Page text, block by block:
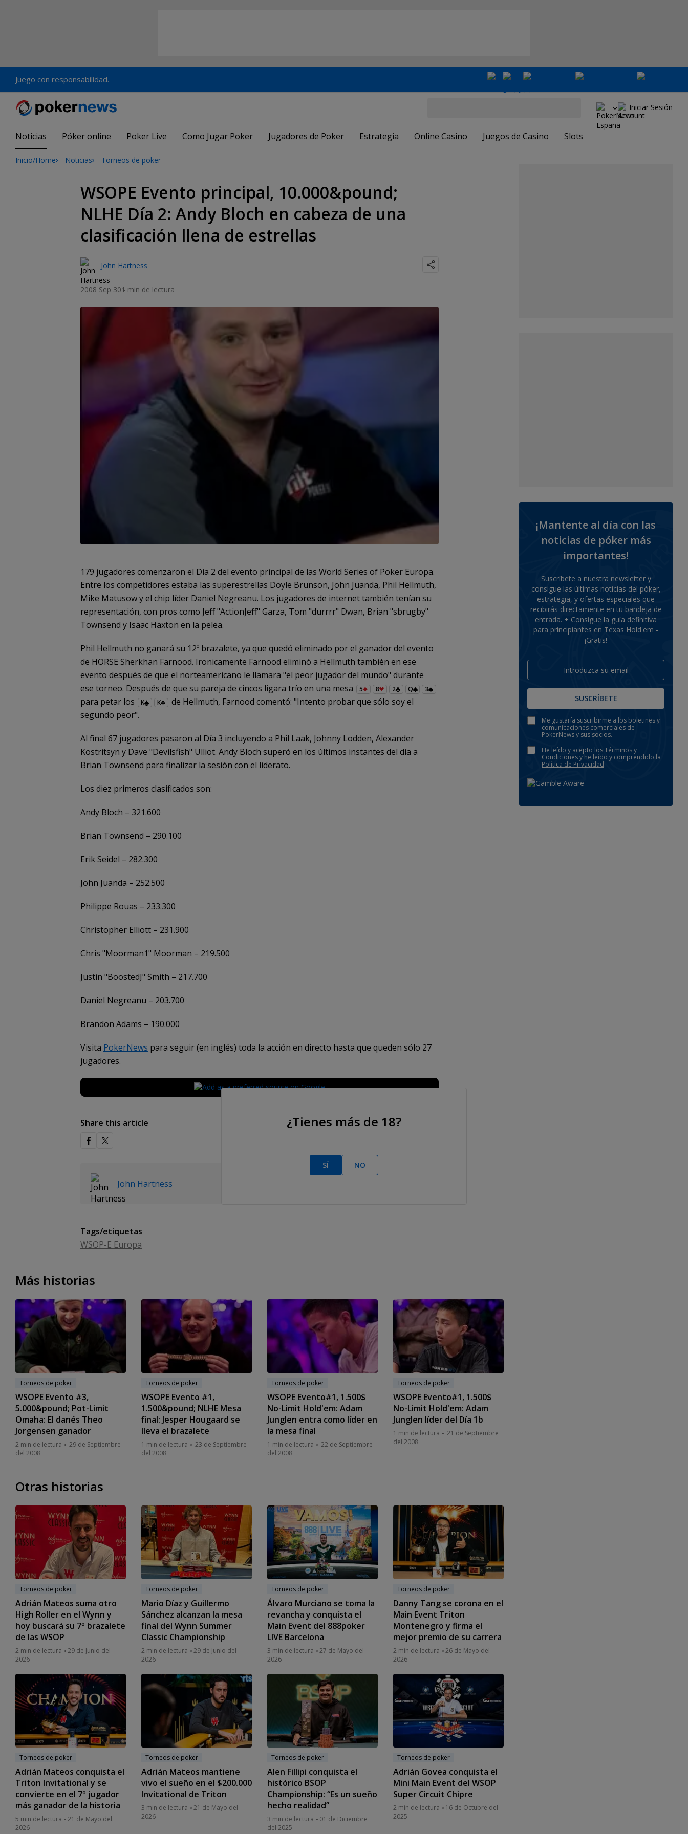
Juego con responsabilidad.
Iniciar Sesión
Noticias Póker online Poker Live Como Jugar Poker Jugadores de Poker Estrategia Online Casino Juegos de Casino Slots
Inicio/Home Noticias Torneos de poker
WSOPE Evento principal, 10.000&pound;
NLHE Día 2: Andy Bloch en cabeza de una
clasificación llena de estrellas
John Hartness
2008 Sep 301 min de lectura
179 jugadores comenzaron el Día 2 del evento principal de las World Series of Poker Europa.
Entre los competidores estaba las superestrellas Doyle Brunson, John Juanda, Phil Hellmuth,
Mike Matusow y el chip líder Daniel Negreanu. Los jugadores de internet también tenían su
representación, con pros como Jeff "ActionJeff" Garza, Tom "durrrr" Dwan, Brian "sbrugby"
Townsend y Isaac Haxton en la pelea.
Phil Hellmuth no ganará su 12º brazalete, ya que quedó eliminado por el ganador del evento
de HORSE Sherkhan Farnood. Ironicamente Farnood eliminó a Hellmuth también en ese
evento después de que el norteamericano le llamara "el peor jugador del mundo" durante
ese torneo. Después de que su pareja de cincos ligara trío en una mesa
5 8 2 Q 3
para petar los K K
de Hellmuth, Farnood comentó: "Intento probar que sólo soy el
segundo peor".
Al final 67 jugadores pasaron al Día 3 incluyendo a Phil Laak, Johnny Lodden, Alexander
Kostritsyn y Dave "Devilsfish" Ulliot. Andy Bloch superó en los últimos instantes del día a
Brian Townsend para finalizar la sesión con el liderato.
Los diez primeros clasificados son:
Andy Bloch – 321.600
Brian Townsend – 290.100
Erik Seidel – 282.300
John Juanda – 252.500
Philippe Rouas – 233.300
Christopher Elliott – 231.900
Chris "Moorman1" Moorman – 219.500
Justin "BoostedJ" Smith – 217.700
Daniel Negreanu – 203.700
Brandon Adams – 190.000
Visita PokerNews para seguir (en inglés) toda la acción en directo hasta que queden sólo 27
jugadores.
Share this article
John Hartness
Tags/etiquetas
WSOP-E Europa
Más historias
Torneos de poker
WSOPE Evento #3,
5.000&pound; Pot-Limit
Omaha: El danés Theo
Jorgensen ganador
2 min de lectura
29 de Septiembre
del 2008
Torneos de poker
WSOPE Evento #1,
1.500&pound; NLHE Mesa
final: Jesper Hougaard se
lleva el brazalete
1 min de lectura
23 de Septiembre
del 2008
Torneos de poker
WSOPE Evento#1, 1.500$
No-Limit Hold'em: Adam
Junglen entra como líder en
la mesa final
1 min de lectura
22 de Septiembre
del 2008
Torneos de poker
WSOPE Evento#1, 1.500$
No-Limit Hold'em: Adam
Junglen líder del Día 1b
1 min de lectura
21 de Septiembre
del 2008
Otras historias
Torneos de poker
Adrián Mateos suma otro
High Roller en el Wynn y
hoy buscará su 7º brazalete
de las WSOP
2 min de lectura
29 de Junio del
2026
Torneos de poker
Mario Díaz y Guillermo
Sánchez alcanzan la mesa
final del Wynn Summer
Classic Championship
2 min de lectura
29 de Junio del
2026
Torneos de poker
Álvaro Murciano se toma la
revancha y conquista el
Main Event del 888poker
LIVE Barcelona
3 min de lectura
27 de Mayo del
2026
Torneos de poker
Danny Tang se corona en el
Main Event Triton
Montenegro y firma el
mejor premio de su carrera
2 min de lectura
26 de Mayo del
2026
Torneos de poker
Adrián Mateos conquista el
Triton Invitational y se
convierte en el 7º jugador
más ganador de la historia
5 min de lectura
21 de Mayo del
2026
Torneos de poker
Adrián Mateos mantiene
vivo el sueño en el $200.000
Invitational de Triton
3 min de lectura
21 de Mayo del
2026
Torneos de poker
Alen Fillipi conquista el
histórico BSOP
Championship: “Es un sueño
hecho realidad”
3 min de lectura
01 de Diciembre
del 2025
Torneos de poker
Adrián Govea conquista el
Mini Main Event del WSOP
Super Circuit Chipre
2 min de lectura
16 de Octubre del
2025
¡Mantente al día con las
noticias de póker más
importantes!
Suscríbete a nuestra newsletter y
consigue las últimas noticias del póker,
estrategia, y ofertas especiales que
recibirás directamente en tu bandeja de
entrada. + Consigue la guía definitiva
para principiantes en Texas Hold'em -
¡Gratis!
SUSCRÍBETE
Me gustaría suscribirme a los boletines y
comunicaciones comerciales de
PokerNews y sus socios.
He leído y acepto losTérminos y
Condicionesy he leído y comprendido la
Política de Privacidad.
¿Tienes más de 18?
SÍ NO